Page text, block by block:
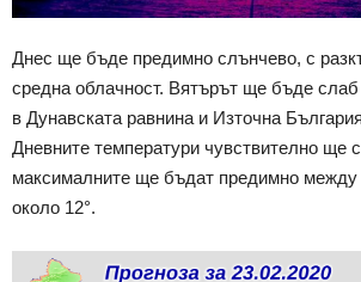
Днес ще бъде предимно слънчево, с
средна облачност. Вятърът ще бъде слаб
в Дунавската равнина и Източна
Дневните температури чувствително ще
максималните ще бъдат предимно между
около 12°.